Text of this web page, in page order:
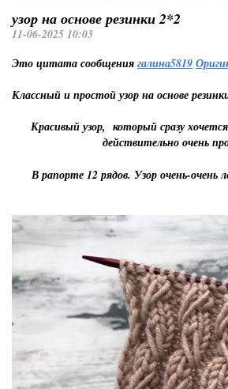
узор на основе резинки 2*2
11-06-2025 10:03
Это цитата сообщения галина5819
Классный и простой узор на основе
Красивый узор, который сразу
действительно очень
В рапорте 12 рядов. Узор очень-очень